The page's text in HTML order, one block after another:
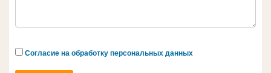
Согласие на обработку персональных данных